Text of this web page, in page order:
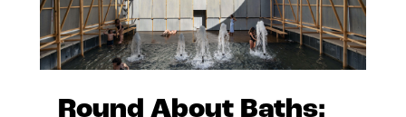
Round About Baths: